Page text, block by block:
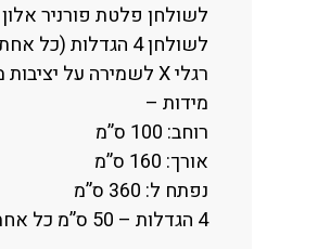
לשולחן פלטת פורניר אלון
לשולחן 4 הגדלות (כל אחת 50 ס”מ), אשר מאוכסנות בתוכו, והוא בעל
רגלי X לשמירה על יציבות מרבית.
מידות –
רוחב: 100 ס”מ
אורך: 160 ס”מ
נפתח ל: 360 ס”מ
4 הגדלות – 50 ס”מ כל אחת